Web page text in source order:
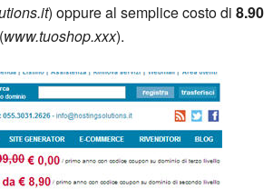
) oppure al semplice costo di 8.90
www.tuoshop.xxx).